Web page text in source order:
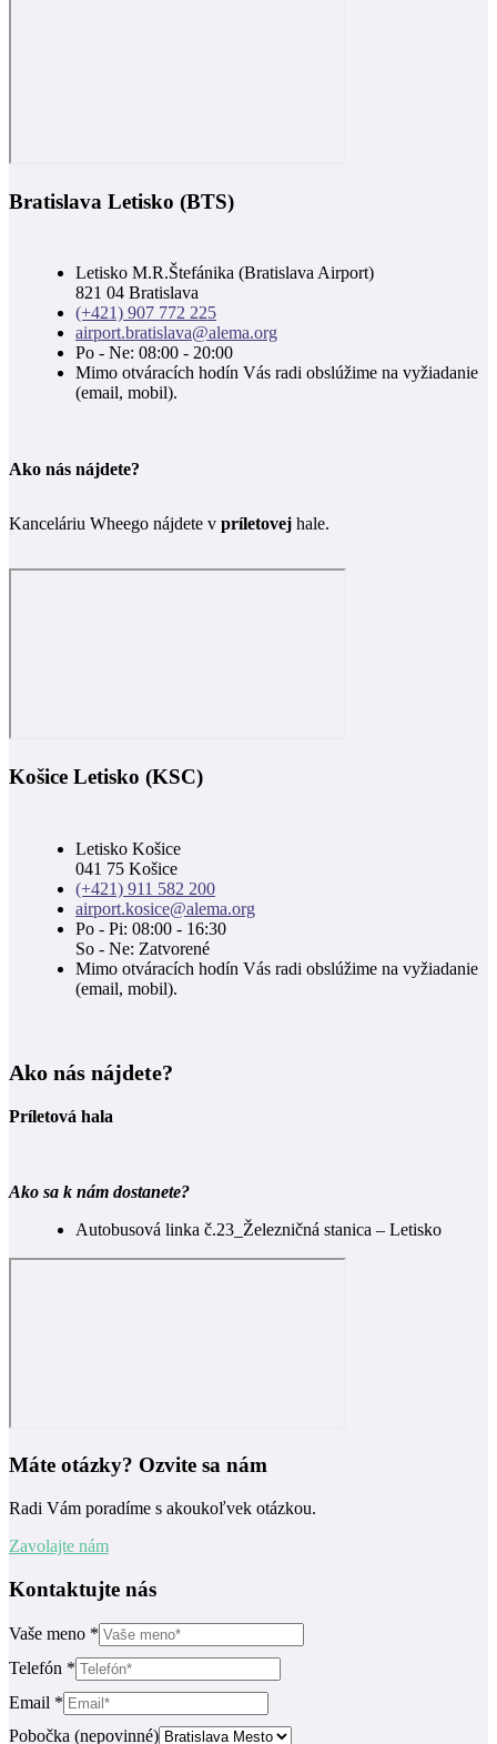
Bratislava Letisko (BTS)
Letisko M.R.Štefánika (Bratislava Airport)
821 04 Bratislava
(+421) 907 772 225
airport.bratislava@alema.org
Po - Ne: 08:00 - 20:00
Mimo otváracích hodín Vás radi obslúžime na vyžiadanie
(email, mobil).
Ako nás nájdete?
Kanceláriu Wheego nájdete v príletovej hale.
Košice Letisko (KSC)
Letisko Košice
041 75 Košice
(+421) 911 582 200
airport.kosice@alema.org
Po - Pi: 08:00 - 16:30
So - Ne: Zatvorené
Mimo otváracích hodín Vás radi obslúžime na vyžiadanie
(email, mobil).
Ako nás nájdete?
Príletová hala
Ako sa k nám dostanete?
Autobusová linka č.23_Železničná stanica – Letisko
Máte otázky? Ozvite sa nám
Radi Vám poradíme s akoukoľvek otázkou.
Zavolajte nám
Kontaktujte nás
Vaše meno *
Telefón *
Email *
Pobočka (nepovinné)